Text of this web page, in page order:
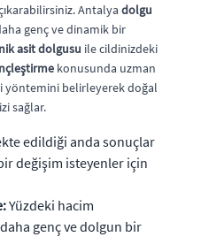
Antalya dolgu
genç ve dinamik bir
asit dolgusu ile cildinizdeki
konusunda uzman
yöntemini belirleyerek doğal
sağlar.
edildiği anda sonuçlar
değişim isteyenler için
Yüzdeki hacim
genç ve dolgun bir